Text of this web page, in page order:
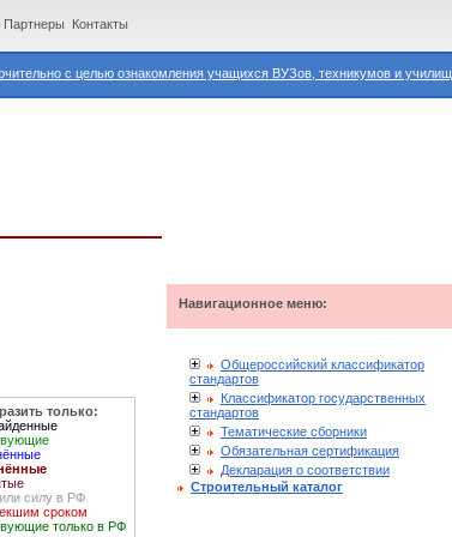
с целью ознакомления учащихся ВУЗов, техникумов и училищ.
Партнеры Контакты
только:
силу в РФ
сроком
только в РФ
Навигационное меню:
Общероссийский классификатор
стандартов
Классификатор государственных
стандартов
Тематические сборники
Обязательная сертификация
Декларация о соответствии
Строительный каталог